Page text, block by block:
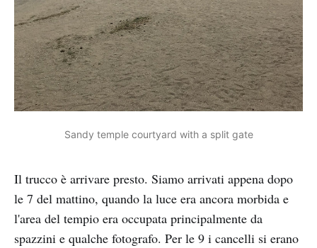
Sandy temple courtyard with a split gate
Il trucco è arrivare presto. Siamo arrivati appena dopo
le 7 del mattino, quando la luce era ancora morbida e
l'area del tempio era occupata principalmente da
spazzini e qualche fotografo. Per le 9 i cancelli si erano